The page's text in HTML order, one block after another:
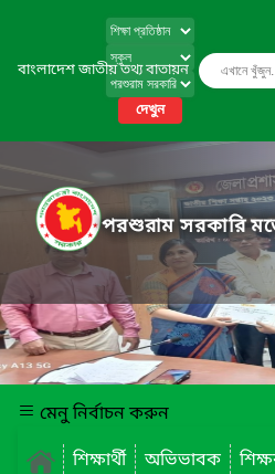
বাংলাদেশ জাতীয় তথ্য বাতায়ন
দেখুন
পরশুরাম সরকারি
মেনু নির্বাচন করুন
শিক্ষার্থী
অভিভাবক